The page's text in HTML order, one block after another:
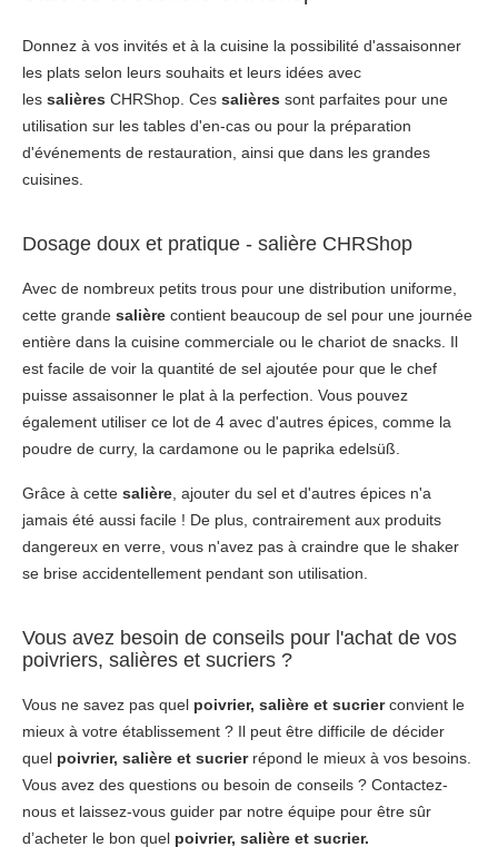
Donnez à vos invités et à la cuisine la possibilité d'assaisonner
les plats selon leurs souhaits et leurs idées avec
les salières CHRShop. Ces salières sont parfaites pour une
utilisation sur les tables d'en-cas ou pour la préparation
d'événements de restauration, ainsi que dans les grandes
cuisines.
Dosage doux et pratique - salière CHRShop
Avec de nombreux petits trous pour une distribution uniforme,
cette grande salière contient beaucoup de sel pour une journée
entière dans la cuisine commerciale ou le chariot de snacks. Il
est facile de voir la quantité de sel ajoutée pour que le chef
puisse assaisonner le plat à la perfection. Vous pouvez
également utiliser ce lot de 4 avec d'autres épices, comme la
poudre de curry, la cardamone ou le paprika edelsüß.
Grâce à cette salière, ajouter du sel et d'autres épices n'a
jamais été aussi facile ! De plus, contrairement aux produits
dangereux en verre, vous n'avez pas à craindre que le shaker
se brise accidentellement pendant son utilisation.
Vous avez besoin de conseils pour l'achat de vos
poivriers, salières et sucriers ?
Vous ne savez pas quel poivrier, salière et sucrierconvient le
mieux à votre établissement ? Il peut être difficile de décider
quel poivrier, salière et sucrier répond le mieux à vos besoins.
Vous avez des questions ou besoin de conseils ? Contactez-
nous et laissez-vous guider par notre équipe pour être sûr
d’acheter le bon quel poivrier, salière et sucrier.